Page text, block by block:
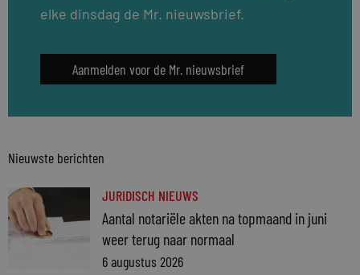
elke dinsdag de Mr. nieuwsbrief.
Aanmelden voor de Mr. nieuwsbrief
Nieuwste berichten
JURIDISCH NIEUWS
Aantal notariële akten na topmaand in juni
weer terug naar normaal
6 augustus 2026